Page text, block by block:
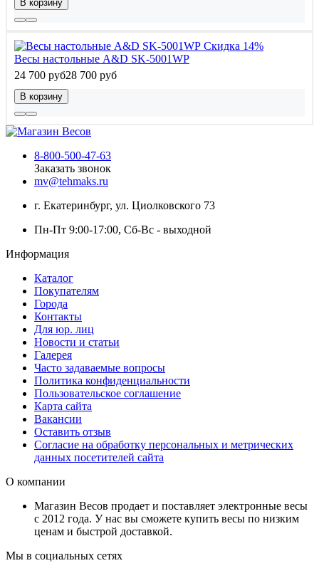
В корзину
Скидка 14%
Весы настольные A&D SK-5001WP
24 700 руб28 700 руб
В корзину
8-800-500-47-63
Заказать звонок
mv@tehmaks.ru
г. Екатеринбург, ул. Циолковского 73
Пн-Пт 9:00-17:00, Сб-Вс - выходной
Информация
Каталог
Покупателям
Города
Контакты
Для юр. лиц
Новости и статьи
Галерея
Часто задаваемые вопросы
Политика конфиденциальности
Пользовательское соглашение
Карта сайта
Вакансии
Оставить отзыв
Согласие на обработку персональных и метрических
данных посетителей сайта
О компании
Магазин Весов продает и поставляет электронные весы
с 2012 года. У нас вы сможете купить весы по низким
ценам и быстрой доставкой.
Мы в социальных сетях